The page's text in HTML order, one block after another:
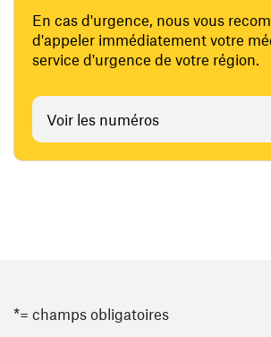
En cas d'urgence, nous vous
d'appeler immédiatement votre
service d'urgence de votre région.
Voir les numéros
*= champs obligatoires